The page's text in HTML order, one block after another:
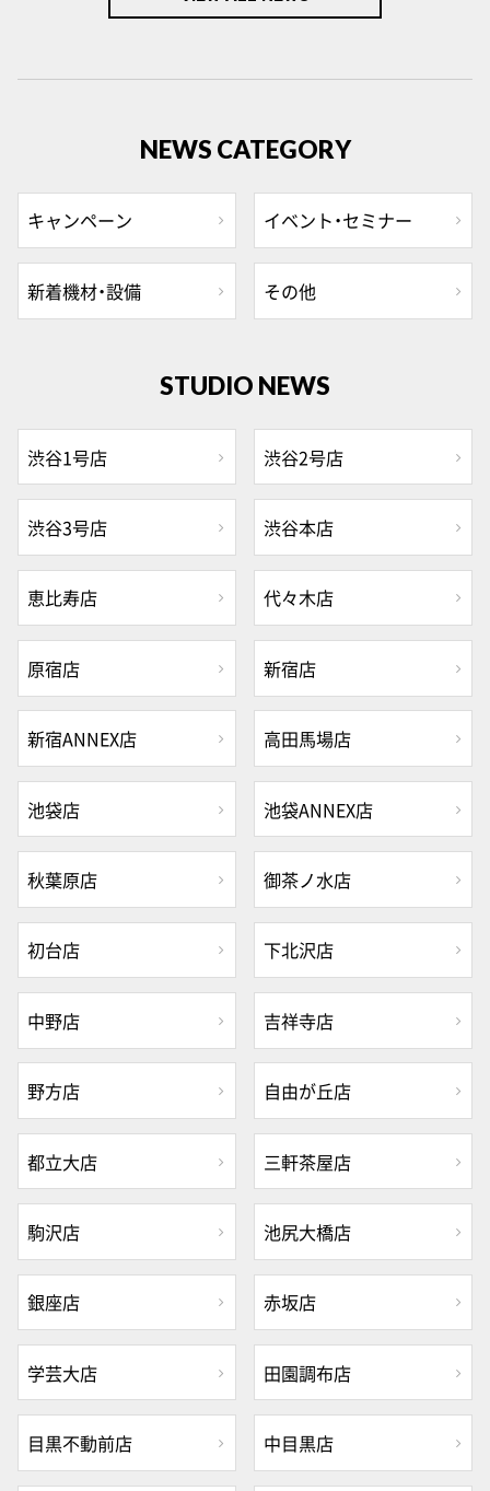
NEWS CATEGORY
キャンペーン イベント・セミナー
新着機材・設備 その他
STUDIO NEWS
渋谷1号店 渋谷2号店
渋谷3号店 渋谷本店
恵比寿店 代々木店
原宿店 新宿店
新宿ANNEX店 高田馬場店
池袋店 池袋ANNEX店
秋葉原店 御茶ノ水店
初台店 下北沢店
中野店 吉祥寺店
野方店 自由が丘店
都立大店 三軒茶屋店
駒沢店 池尻大橋店
銀座店 赤坂店
学芸大店 田園調布店
目黒不動前店 中目黒店